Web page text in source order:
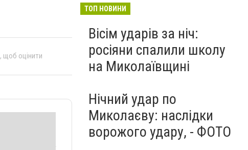
, щоб оцінити
ТОП НОВИНИ
Вісім ударів за ніч:
росіяни спалили школу
на Миколаївщині
Нічний удар по
Миколаєву: наслідки
ворожого удару, - ФОТО